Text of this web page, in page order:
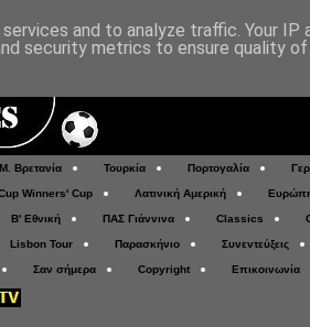
Μ. Βρετανία Τουρκία Πορτογαλία
Winners' Cup Λατινική Αμερική
Β' Εθνική ΠΑΣ Γιάννινα Classics
Lisbon Tour Παρασκήνιο Συνεντεύξεις
Σαν σήμερα Copyright Επικοινωνία
and to analyze traffic. Your IP
security metrics to ensure quality